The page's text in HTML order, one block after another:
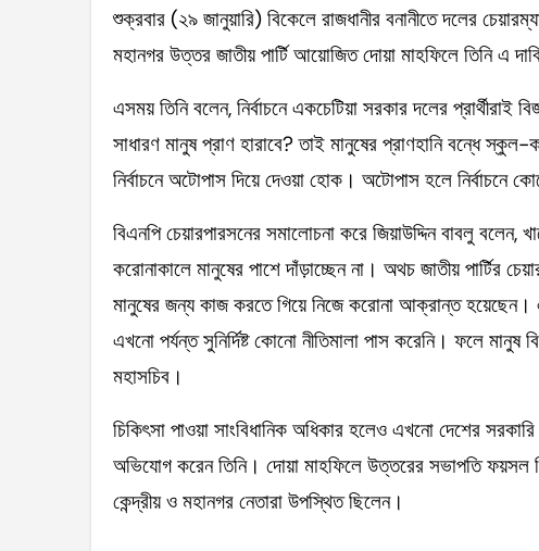
শুক্রবার (২৯ জানুয়ারি) বিকেলে রাজধানীর বনানীতে দলের
মহানগর উত্তর জাতীয় পার্টি আয়োজিত দোয়া মাহফিলে তিনি এ
এসময় তিনি বলেন, নির্বাচনে একচেটিয়া সরকার দলের
সাধারণ মানুষ প্রাণ হারাবে? তাই মানুষের প্রাণহানি বন্ধে স্কুল-
নির্বাচনে অটোপাস দিয়ে দেওয়া হোক। অটোপাস হলে নির্বাচনে
বিএনপি চেয়ারপারসনের সমালোচনা করে জিয়াউদ্দিন বাবলু বলেন,
করোনাকালে মানুষের পাশে দাঁড়াচ্ছেন না। অথচ জাতীয় পার্টির
মানুষের জন্য কাজ করতে গিয়ে নিজে করোনা আক্রান্ত হয়েছেন।
এখনো পর্যন্ত সুনির্দিষ্ট কোনো নীতিমালা পাস করেনি। ফলে মানুষ
মহাসচিব।
চিকিৎসা পাওয়া সাংবিধানিক অধিকার হলেও এখনো দেশের সরকারি
অভিযোগ করেন তিনি। দোয়া মাহফিলে উত্তরের সভাপতি ফয়সল
কেন্দ্রীয় ও মহানগর নেতারা উপস্থিত ছিলেন।